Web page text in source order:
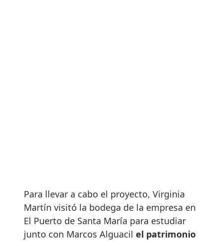
Para llevar a cabo el proyecto, Virginia
Martín visitó la bodega de la empresa en
El Puerto de Santa María para estudiar
junto con Marcos Alguacil el patrimonio